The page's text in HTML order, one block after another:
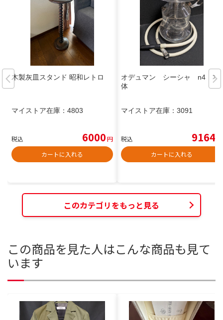
木製灰皿スタンド 昭和レトロ
マイストア在庫： 4803
税込 6000円
カートに入れる
オデュマン シーシャ n4 本
体
マイストア在庫： 3091
税込 9164
カートに入れる
このカテゴリをもっと見る
この商品を見た人はこんな商品も見て
います